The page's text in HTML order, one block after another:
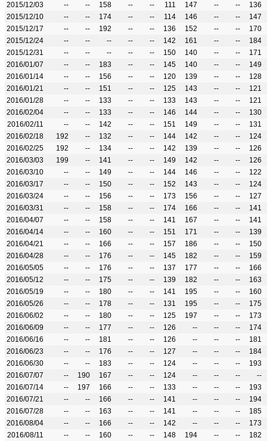
2015/12/03
-- -- 158 -- -- 111 147 -- --
136
2015/12/10
-- -- 174 -- -- 114 146 -- --
147
2015/12/17
-- -- 192 -- -- 136 152 -- --
170
2015/12/24
-- -- -- -- -- 142 161 -- --
184
2015/12/31
-- -- -- -- -- 150 140 -- --
171
2016/01/07
-- -- 183 -- -- 145 140 -- --
149
2016/01/14
-- -- 156 -- -- 120 139 -- --
128
2016/01/21
-- -- 151 -- -- 125 143 -- --
121
2016/01/28
-- -- 133 -- -- 133 143 -- --
121
2016/02/04
-- -- 133 -- -- 146 144 -- --
130
2016/02/11
-- -- 142 -- -- 151 149 -- --
131
2016/02/18
192 -- 132 -- -- 144 142 -- --
124
2016/02/25
192 -- 134 -- -- 142 139 -- --
126
2016/03/03
199 -- 141 -- -- 149 142 -- --
126
2016/03/10
-- -- 149 -- -- 144 146 -- --
122
2016/03/17
-- -- 150 -- -- 152 143 -- --
124
2016/03/24
-- -- 156 -- -- 173 156 -- --
127
2016/03/31
-- -- 158 -- -- 174 166 -- --
141
2016/04/07
-- -- 158 -- -- 141 167 -- --
141
2016/04/14
-- -- 160 -- -- 151 171 -- --
139
2016/04/21
-- -- 166 -- -- 157 186 -- --
150
2016/04/28
-- -- 176 -- -- 145 182 -- --
159
2016/05/05
-- -- 176 -- -- 137 177 -- --
166
2016/05/12
-- -- 175 -- -- 139 182 -- --
163
2016/05/19
-- -- 180 -- -- 141 195 -- --
160
2016/05/26
-- -- 178 -- -- 131 195 -- --
175
2016/06/02
-- -- 180 -- -- 125 197 -- --
173
2016/06/09
-- -- 177 -- -- 126 -- -- --
174
2016/06/16
-- -- 181 -- -- 126 -- -- --
181
2016/06/23
-- -- 176 -- -- 127 -- -- --
184
2016/06/30
-- -- 183 -- -- 124 -- -- --
193
2016/07/07
-- 190 167 -- -- 124 -- -- --
--
2016/07/14
-- 197 166 -- -- 133 -- -- --
193
2016/07/21
-- -- 166 -- -- 141 -- -- --
194
2016/07/28
-- -- 163 -- -- 141 -- -- --
185
2016/08/04
-- -- 166 -- -- 142 -- -- --
173
2016/08/11
-- -- 160 -- -- 148 194 -- -- 182